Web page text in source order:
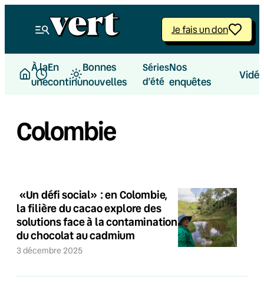
Je fais un don
À la
une
En
continu
Bonnes
nouvelles
Séries
d’été
Nos
enquêtes
Colombie
«Un défi social» : en Colombie,
la filière du cacao explore des
solutions face à la contamination
du chocolat au cadmium
3 décembre 2025